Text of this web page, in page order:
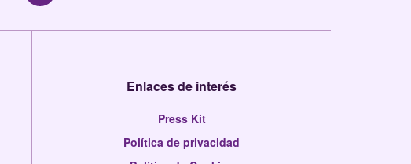
Enlaces de interés
Press Kit
Política de privacidad